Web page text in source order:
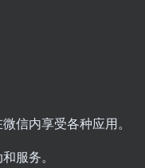
信内享受各种应用。
服务。